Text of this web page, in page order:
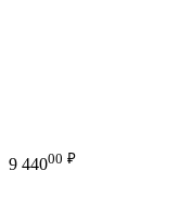
9 44000 ₽